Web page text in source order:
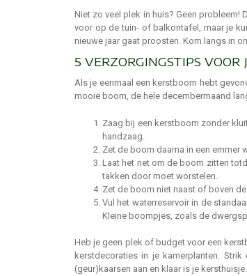
Niet zo veel plek in huis? Geen probleem!
voor op de tuin- of balkontafel, maar je
nieuwe jaar gaat proosten. Kom langs in
5 VERZORGINGSTIPS VOOR
Als je eenmaal een kerstboom hebt
mooie boom, de hele decembermaand
Zaag bij een kerstboom zonder
handzaag.
Zet de boom daarna in een emmer
Laat het net om de boom zitten
takken door moet worstelen.
Zet de boom niet naast of boven
Vul het waterreservoir in de
Kleine boompjes, zoals de
Heb je geen plek of budget voor een
kerstdecoraties in je kamerplanten.
(geur)kaarsen aan en klaar is je kersthuisje.